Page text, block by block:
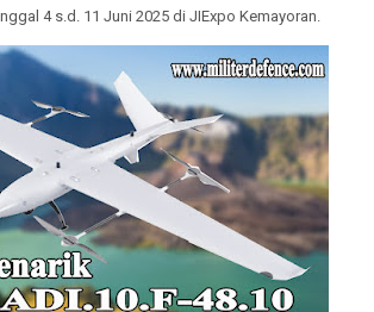
4 s.d. 11 Juni 2025 di JIExpo Kemayoran.